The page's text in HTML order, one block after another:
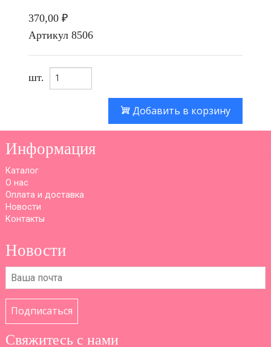
370,00 ₽
Артикул 8506
шт.
Добавить в корзину
Информация
Каталог
О нас
Оплата и доставка
Новости
Контакты
Новости
Подписаться
Свяжитесь с нами